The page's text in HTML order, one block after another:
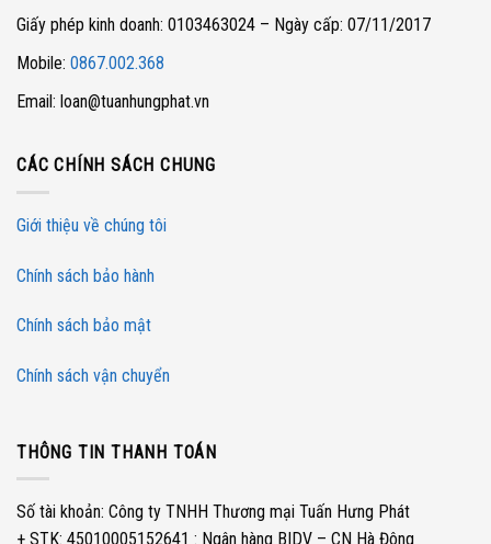
Tiết kiệm được năng lượng, giúp hệ thống sử dụng được tối ưu hóa
hơn
Một số lưu ý khi sử dụng bẫy hơi
Lựa chọn môi trường sử dụng hợp lý, kết nối sản phẩm phù hợp
Các van đều sử dụng đều có một chu kỳ hoạt động thích hợp
hơi,trên đường ống trước các chỗ đi lên
Giấy phép kinh doanh: 0103463024 – Ngày cấp: 07/11/2017
Mobile: 0867.002.368
Email: loan@tuanhungphat.vn
CÁC CHÍNH SÁCH CHUNG
Giới thiệu về chúng tôi
Chính sách bảo hành
Chính sách bảo mật
Chính sách vận chuyển
THÔNG TIN THANH TOÁN
Số tài khoản: Công ty TNHH Thương mại Tuấn Hưng Phát
+ STK: 45010005152641 : Ngân hàng BIDV – CN Hà Đông